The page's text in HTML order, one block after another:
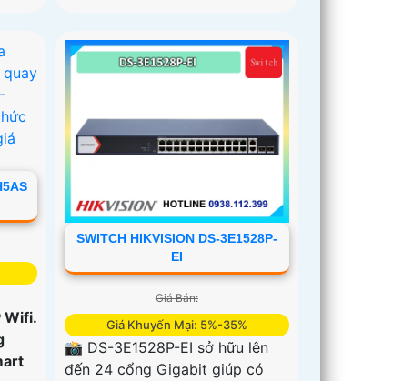
Wifi.
SWITCH HIKVISION DS-3E1528P-
EI
Giá Bán:
Giá Khuyến Mại: 5%-35%
📸 DS-3E1528P-EI sở hữu lên
đến 24 cổng Gigabit giúp có